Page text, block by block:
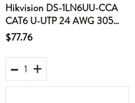
Hikvision DS-1LN6UU-CCA
CAT6 U-UTP 24 AWG 305
Metre Ağ Kablosu, CCA, 0,57
$77.76